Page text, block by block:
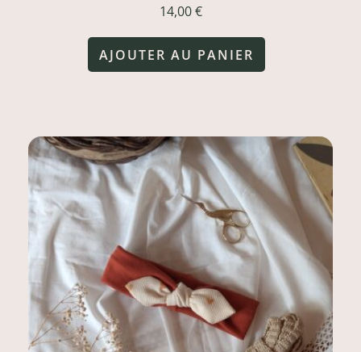
14,00€
AJOUTER AU PANIER